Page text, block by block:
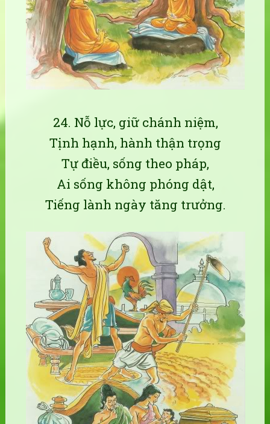
24. Nỗ lực, giữ chánh niệm,
Tịnh hạnh, hành thận trọng
Tự điều, sống theo pháp,
Ai sống không phóng dật,
Tiếng lành ngày tăng trưởng.